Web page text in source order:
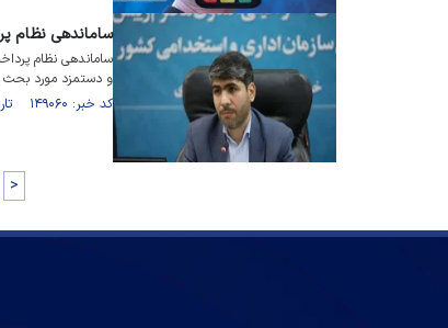
ساماندهی نظام
ساماندهی نظام
و دستمزد مورد بحث
کد خبر: ۱۴۹۰۶۰ تاریخ انتشار : ۱۴۰۲/۰۱/۲۴
>